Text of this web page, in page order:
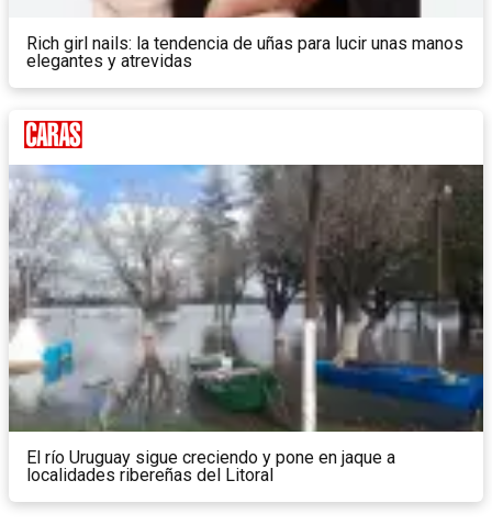
Rich girl nails: la tendencia de uñas para lucir unas manos
elegantes y atrevidas
El río Uruguay sigue creciendo y pone en jaque a
localidades ribereñas del Litoral